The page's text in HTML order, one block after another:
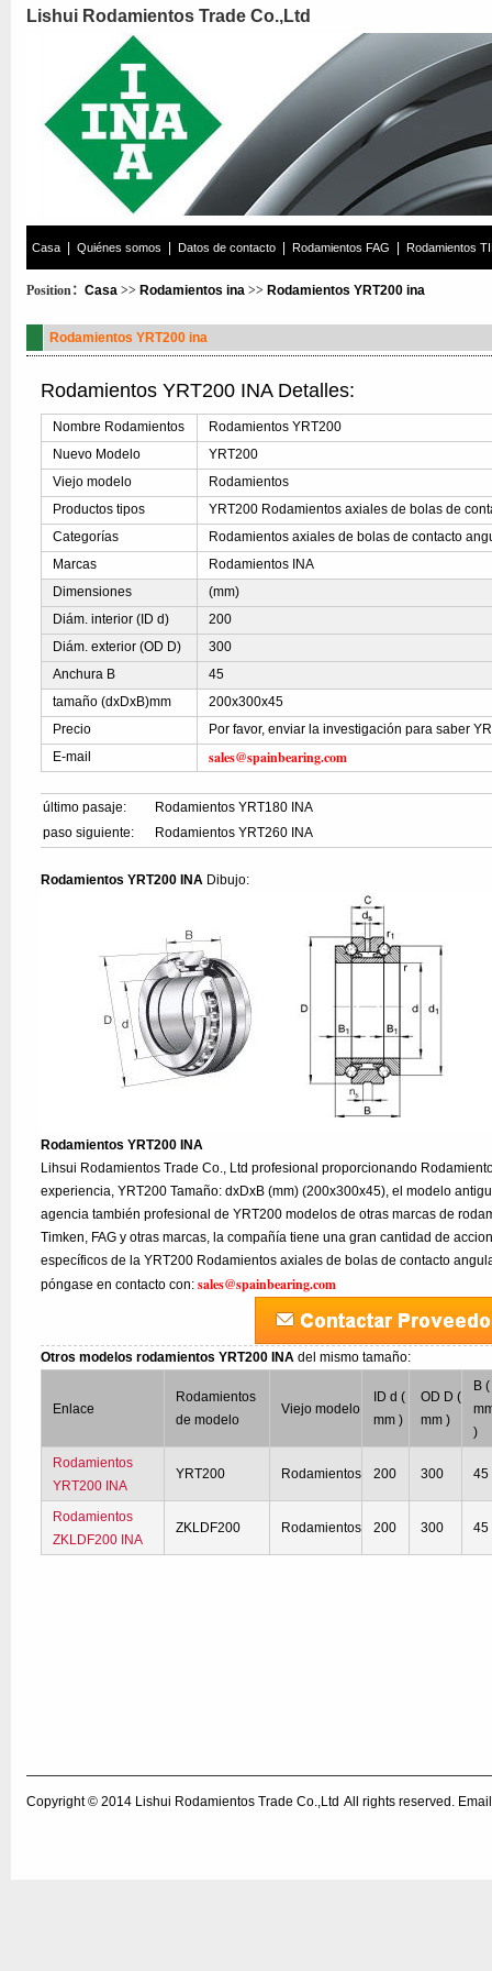
Lishui Rodamientos Trade Co.,Ltd
Casa Quiénes somos Datos de contacto Rodamientos FAG Rodamientos
Position： Casa >> Rodamientos ina >> Rodamientos YRT200 ina
Rodamientos YRT200 ina
Rodamientos YRT200 INA Detalles:
Nombre Rodamientos
Rodamientos YRT200
Nuevo Modelo
YRT200
Viejo modelo
Rodamientos
Productos tipos
YRT200 Rodamientos axiales de bolas de
Categorías
Rodamientos axiales de bolas de contacto
Marcas
Rodamientos INA
Dimensiones
(mm)
Diám. interior (ID d)
200
Diám. exterior (OD D)
300
Anchura B
45
tamaño (dxDxB)mm
200x300x45
Precio
Por favor, enviar la investigación para saber
E-mail
sales@spainbearing.com
último pasaje:
Rodamientos YRT180 INA
paso siguiente:
Rodamientos YRT260 INA
Rodamientos YRT200 INA Dibujo:
Rodamientos YRT200 INA
Lihsui Rodamientos Trade Co., Ltd profesional proporcionando
experiencia, YRT200 Tamaño: dxDxB (mm) (200x300x45), el modelo
agencia también profesional de YRT200 modelos de otras marcas de
Timken, FAG y otras marcas, la compañía tiene una gran cantidad de
específicos de la YRT200 Rodamientos axiales de bolas de contacto
póngase en contacto con:sales@spainbearing.com
Otros modelos rodamientos YRT200 INAdel mismo tamaño:
Enlace
Rodamientos
de modelo
Viejo modelo
ID d (
mm )
OD D (
mm )
B (
)
Rodamientos
YRT200 INA
YRT200 Rodamientos 200 300 45
Rodamientos
ZKLDF200 INA
ZKLDF200 Rodamientos 200 300 45
Copyright © 2014 Lishui Rodamientos Trade Co.,Ltd All rights reserved.